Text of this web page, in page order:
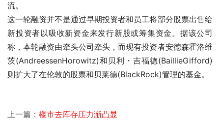
流。
这一轮融资并不是通过早期投资者和员工将部分股票出售给
新投资者以吸收新资金来发行新股或筹集资金。据该公司
称，本轮融资由牵头公司牵头，而现有投资者安德森霍洛维
茨(AndreessenHorowitz)和贝利・吉福德(BaillieGifford)
则扩大了在伦敦的股票和贝莱德(BlackRock)管理的基金。
上一篇： 楼市去库存压力渐凸显